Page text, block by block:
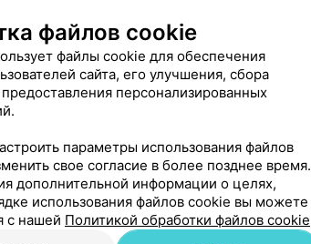
файлов cookie
файлы cookie для обеспечения
сайта, его улучшения, сбора
предоставления персонализированных
параметры использования файлов
свое согласие в более позднее время.
дополнительной информации о целях,
использования файлов cookie вы можете
с нашей Политикой обработки файлов cookie